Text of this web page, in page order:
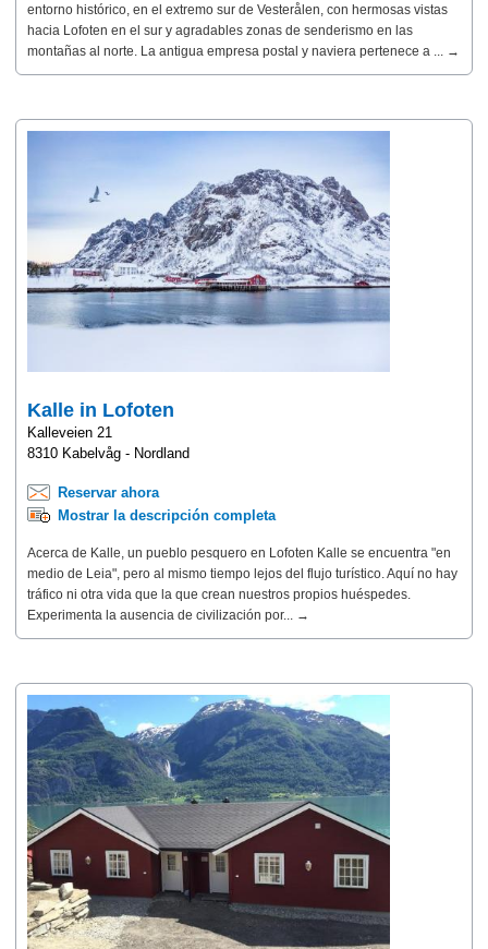
entorno histórico, en el extremo sur de Vesterålen, con hermosas vistas
hacia Lofoten en el sur y agradables zonas de senderismo en las
montañas al norte. La antigua empresa postal y naviera pertenece a ... →
Kalle in Lofoten
Kalleveien 21
8310 Kabelvåg - Nordland
Reservar ahora
Mostrar la descripción completa
Acerca de Kalle, un pueblo pesquero en Lofoten Kalle se encuentra "en
medio de Leia", pero al mismo tiempo lejos del flujo turístico. Aquí no hay
tráfico ni otra vida que la que crean nuestros propios huéspedes.
Experimenta la ausencia de civilización por... →